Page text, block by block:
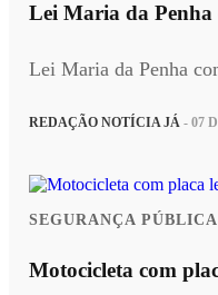
Lei Maria da Penha
Lei Maria da Penha
REDAÇÃO NOTÍCIA JÁ - 07
SEGURANÇA PÚBLICA
Motocicleta com